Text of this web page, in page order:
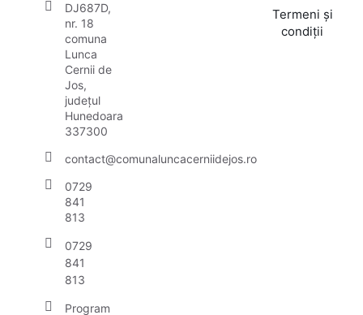
DJ687D,
nr. 18
comuna
Lunca
Cernii de
Jos,
județul
Hunedoara
337300
contact@comunaluncacerniidejos.ro
0729
841
813
0729
841
813
Program
Termeni și
condiții